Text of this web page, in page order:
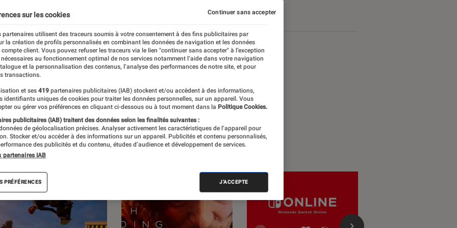
Jeux Vidéo PC
L’Éclaireur Fnac. Découvrez les sorties du
ainsi que des reportages sur l’un
France.
sur les cookies
partenaires utilisent des traceurs soumis à votre consentement à des fins publicitaires par
la création de profils personnalisés en combinant les données de navigation et les données
compte client. Vous pouvez refuser les traceurs via le lien "continuer sans accepter" à l’exception
au fonctionnement optimal de nos services notamment l’aide dans votre navigation
et la personnalisation des contenus, l’analyse des performances de notre site, et pour
transactions.
et ses 419 partenaires publicitaires (IAB) stockent et/ou accèdent à des informations,
identifiants uniques de cookies pour traiter les données personnelles, sur un appareil. Vous
ou gérer vos préférences en cliquant ci-dessous ou à tout moment dans la Politique Cookies.
publicitaires (IAB) traitent des données selon les finalités suivantes :
de géolocalisation précises. Analyser activement les caractéristiques de l’appareil pour
Stocker et/ou accéder à des informations sur un appareil. Publicités et contenu personnalisés,
des publicités et du contenu, études d’audience et développement de services.
partenaires IAB
PRÉFÉRENCES J'ACCEPTE
Continuer sans accepter